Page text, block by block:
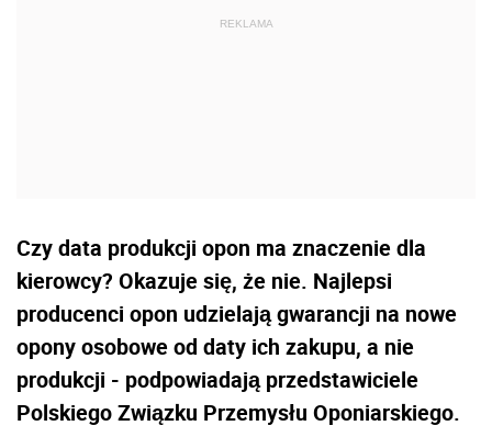
Czy data produkcji opon ma znaczenie dla
kierowcy? Okazuje się, że nie. Najlepsi
producenci opon udzielają gwarancji na nowe
opony osobowe od daty ich zakupu, a nie
produkcji - podpowiadają przedstawiciele
Polskiego Związku Przemysłu Oponiarskiego.